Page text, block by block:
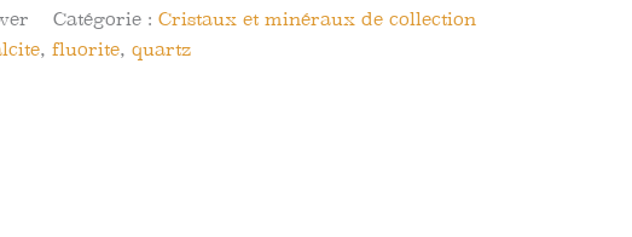
Catégorie : Cristaux et minéraux de collection
, fluorite, quartz